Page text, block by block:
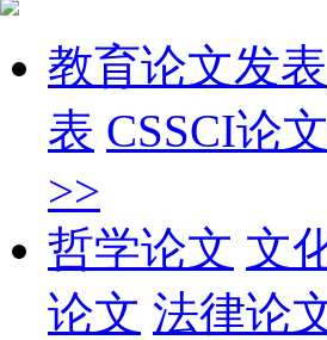
教育论文发表
表 CSSCI论
>>
哲学论文 文
论文 法律论